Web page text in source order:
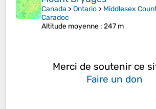
Canada >Ontario > Middlesex
Caradoc
Altitude moyenne : 247 m
Merci de soutenir ce
Faire un don